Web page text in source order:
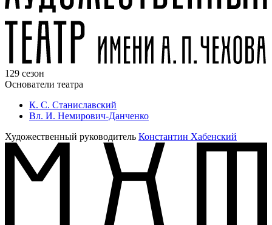
129 сезон
Основатели театра
К. С. Станиславский
Вл. И. Немирович-Данченко
Художественный руководитель Константин Хабенский